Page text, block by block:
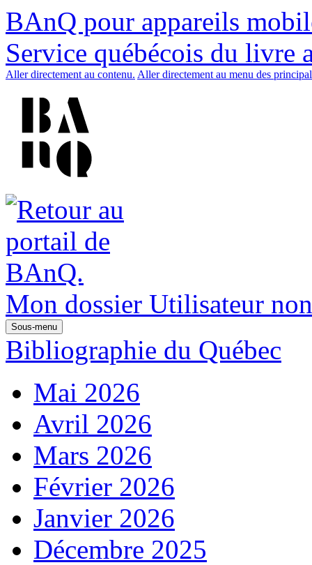
BAnQ pour appareils
Service québécois du livre
Aller directement au contenu. Aller directement au menu des
Mon dossier Utilisateur
Sous-menu
Bibliographie du Québec
Mai 2026
Avril 2026
Mars 2026
Février 2026
Janvier 2026
Décembre 2025